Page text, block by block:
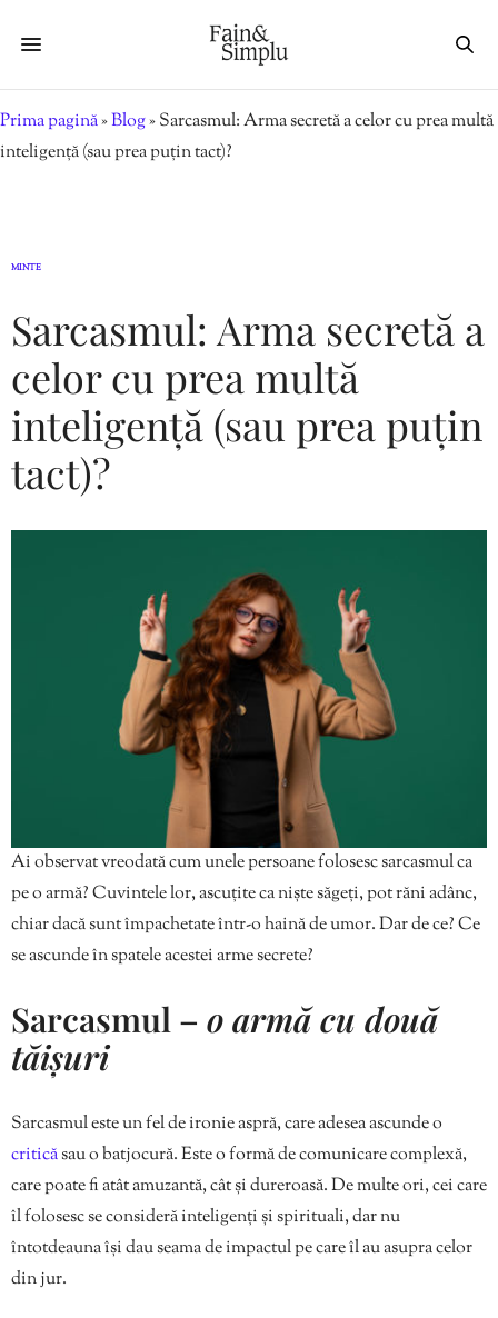
Prima pagină»Blog»Sarcasmul: Arma secretă a celor cu prea multă
inteligență (sau prea puțin tact)?
MINTE
Sarcasmul: Arma secretă a
celor cu prea multă
inteligență (sau prea puțin
tact)?
Ai observat vreodată cum unele persoane folosesc sarcasmul ca
pe o armă? Cuvintele lor, ascuțite ca niște săgeți, pot răni adânc,
chiar dacă sunt împachetate într-o haină de umor. Dar de ce? Ce
se ascunde în spatele acestei arme secrete?
Sarcasmul – o armă cu două
tăișuri
Sarcasmul este un fel de ironie aspră, care adesea ascunde o
criticăsau o batjocură. Este o formă de comunicare complexă,
care poate fi atât amuzantă, cât și dureroasă. De multe ori, cei care
îl folosesc se consideră inteligenți și spirituali, dar nu
întotdeauna își dau seama de impactul pe care îl au asupra celor
din jur.